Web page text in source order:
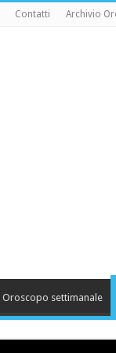
Contatti Archivio
Oroscopo settimanale